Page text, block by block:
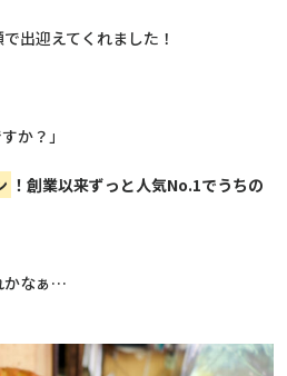
出迎えてくれました！
か？」
！創業以来ずっと人気No.1でうちの
かなぁ…